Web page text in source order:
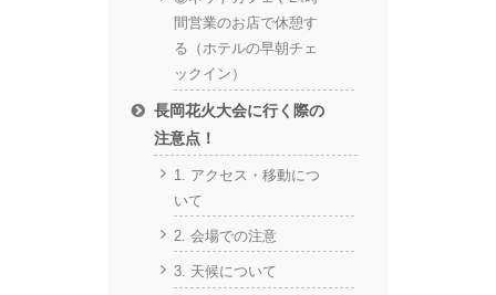
間営業のお店で休憩す
る（ホテルの早朝チェ
ックイン）
長岡花火大会に行く際の
注意点！
1. アクセス・移動につ
いて
2. 会場での注意
3. 天候について